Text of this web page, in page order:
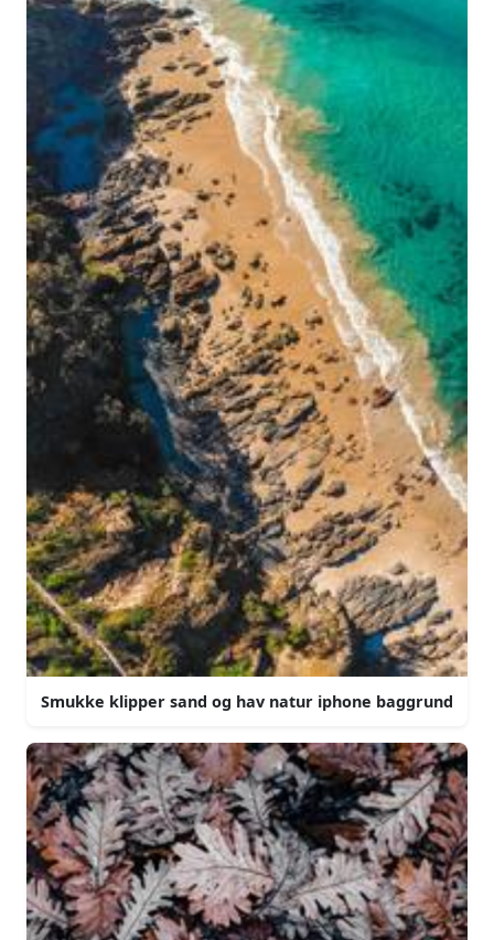
Smukke klipper sand og hav natur iphone baggrund